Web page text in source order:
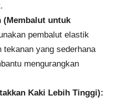
(Membalut untuk
pembalut elastik
tekanan yang sederhana
mengurangkan
Kaki Lebih Tinggi):